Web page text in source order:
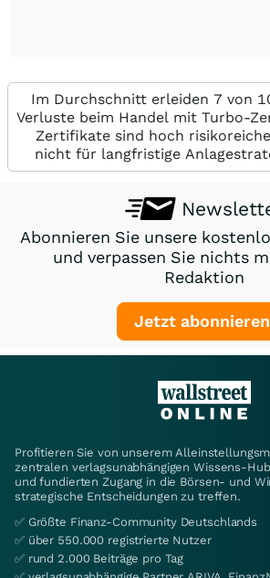
Im Durchschnitt erleiden 7 von
Verluste beim Handel mit Turbo-
Zertifikate sind hoch
nicht für langfristige
Abonnieren Sie unsere
und verpassen Sie nichts
Redaktion
Jetzt
Profitieren Sie von unserem
zentralen verlagsunabhängigen Wissens-
und fundierten Zugang in die Börsen- und
strategische Entscheidungen zu treffen.
✅ Größte Finanz-Community Deutschlands
✅ über 550.000 registrierte Nutzer
✅ rund 2.000 Beiträge pro Tag